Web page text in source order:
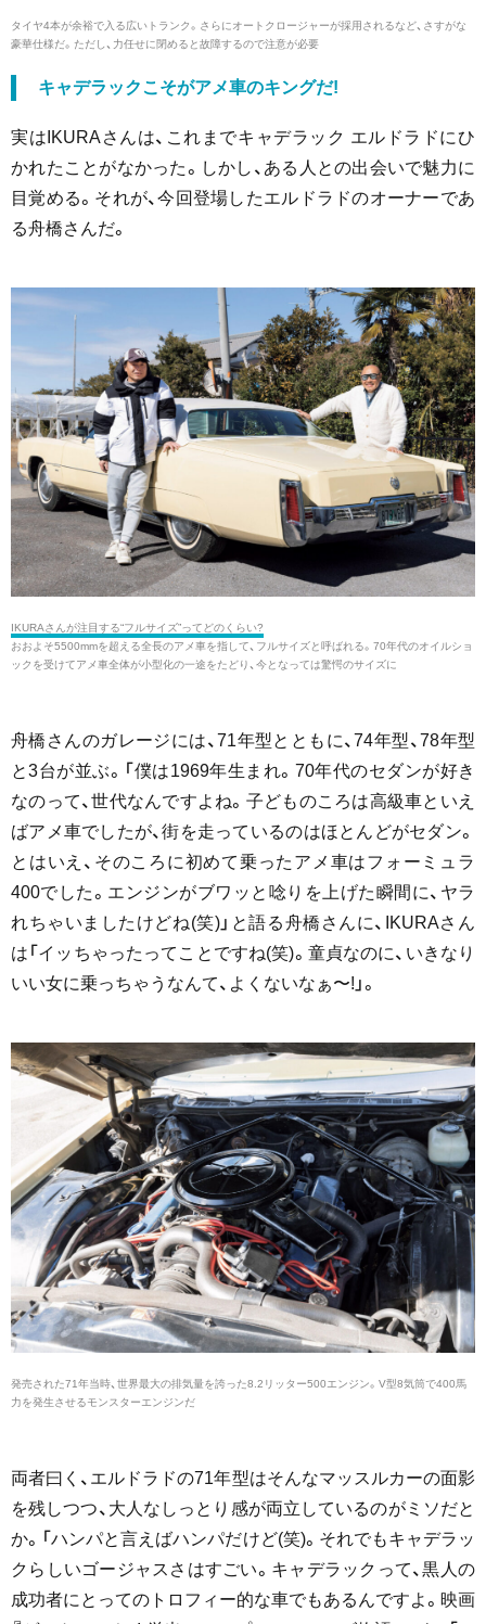
タイヤ4本が余裕で入る広いトランク。さらにオートクロージャーが採用されるなど、さすがな
豪華仕様だ。ただし、力任せに閉めると故障するので注意が必要
キャデラックこそがアメ車のキングだ!
実はIKURAさんは、これまでキャデラック エルドラドにひ
かれたことがなかった。しかし、ある人との出会いで魅力に
目覚める。それが、今回登場したエルドラドのオーナーであ
る舟橋さんだ。
IKURAさんが注目する“フルサイズ”ってどのくらい?
おおよそ5500mmを超える全長のアメ車を指して、フルサイズと呼ばれる。70年代のオイルショ
ックを受けてアメ車全体が小型化の一途をたどり、今となっては驚愕のサイズに
舟橋さんのガレージには、71年型とともに、74年型、78年型
と3台が並ぶ。「僕は1969年生まれ。70年代のセダンが好き
なのって、世代なんですよね。子どものころは高級車といえ
ばアメ車でしたが、街を走っているのはほとんどがセダン。
とはいえ、そのころに初めて乗ったアメ車はフォーミュラ
400でした。エンジンがブワッと唸りを上げた瞬間に、ヤラ
れちゃいましたけどね(笑)」と語る舟橋さんに、IKURAさん
は「イッちゃったってことですね(笑)。童貞なのに、いきなり
いい女に乗っちゃうなんて、よくないなぁ〜!」。
発売された71年当時、世界最大の排気量を誇った8.2リッター500エンジン。V型8気筒で400馬
力を発生させるモンスターエンジンだ
両者曰く、エルドラドの71年型はそんなマッスルカーの面影
を残しつつ、大人なしっとり感が両立しているのがミソだと
か。「ハンパと言えばハンパだけど(笑)。それでもキャデラッ
クらしいゴージャスさはすごい。キャデラックって、黒人の
成功者にとってのトロフィー的な車でもあるんですよ。映画